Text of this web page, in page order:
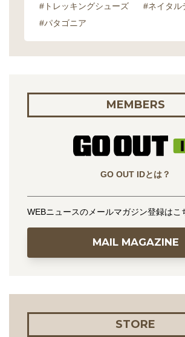
#トレッキングシューズ
#ネイタル
#パタゴニア
MEMBERS
GO OUT IDとは？
WEBニュースのメールマガジン登録はこ
MAIL MAGAZINE
STORE